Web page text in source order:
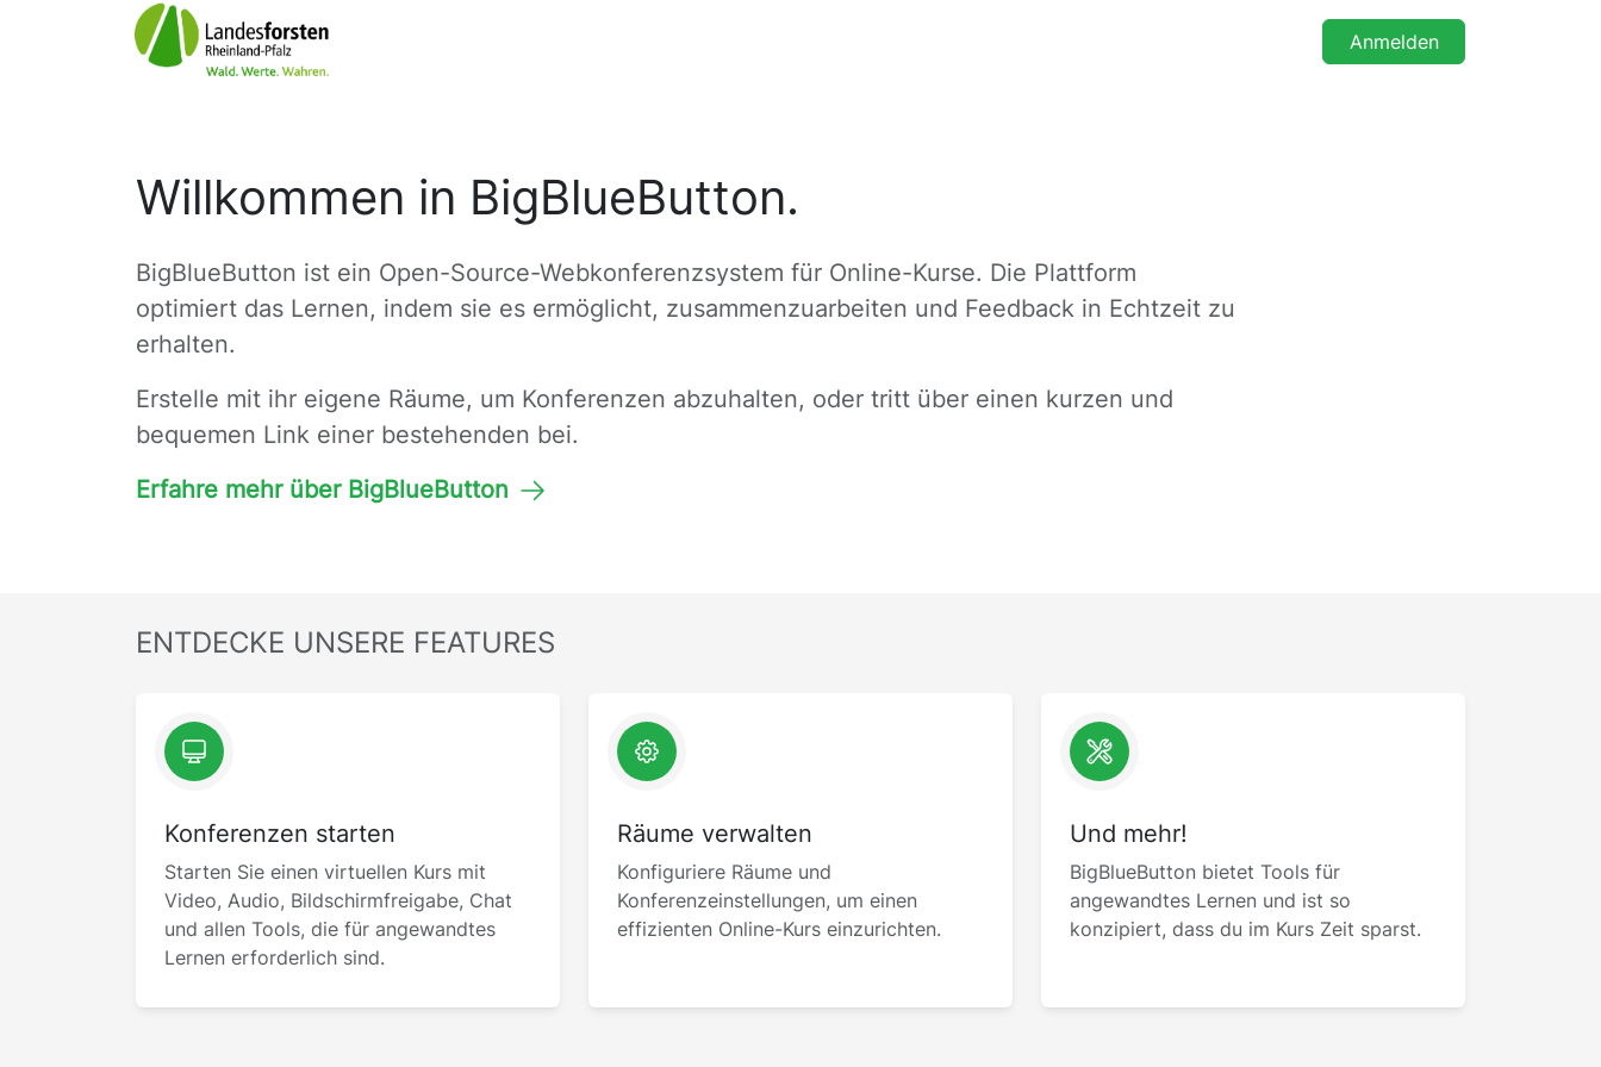
Anmelden
Willkommen in BigBlueButton.
BigBlueButton ist ein Open-Source-Webkonferenzsystem für Online-Kurse. Die Plattform
optimiert das Lernen, indem sie es ermöglicht, zusammenzuarbeiten und Feedback in Echtzeit zu
erhalten.
Erstelle mit ihr eigene Räume, um Konferenzen abzuhalten, oder tritt über einen kurzen und
bequemen Link einer bestehenden bei.
Erfahre mehr über BigBlueButton
ENTDECKE UNSERE FEATURES
Konferenzen starten
Starten Sie einen virtuellen Kurs mit
Video, Audio, Bildschirmfreigabe, Chat
und allen Tools, die für angewandtes
Lernen erforderlich sind.
Räume verwalten
Konfiguriere Räume und
Konferenzeinstellungen, um einen
effizienten Online-Kurs einzurichten.
Und mehr!
BigBlueButton bietet Tools für
angewandtes Lernen und ist so
konzipiert, dass du im Kurs Zeit sparst.